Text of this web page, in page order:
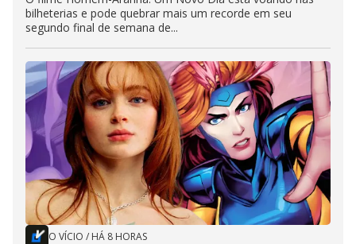
bilheterias e pode quebrar mais um recorde em seu
segundo final de semana de...
O VÍCIO / HÁ 8 HORAS